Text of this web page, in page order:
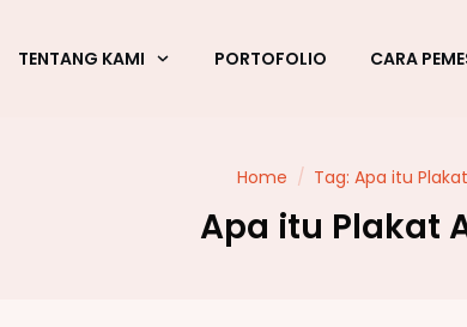
TENTANG KAMI PORTOFOLIO CARA
Home / Tag: Apa itu
Apa itu Plakat